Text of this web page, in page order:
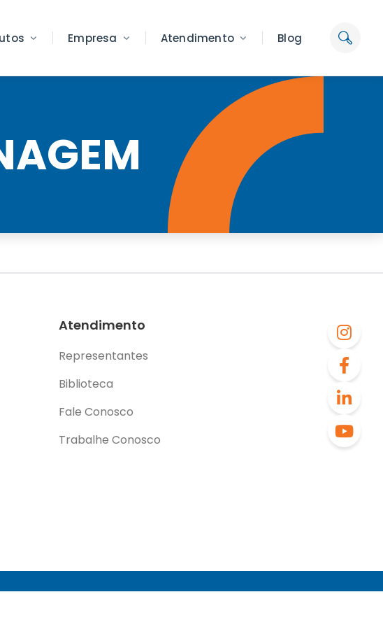
Empresa Atendimento Blog
Atendimento
Representantes
Biblioteca
Fale Conosco
Trabalhe Conosco